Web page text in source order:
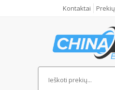
Kontaktai